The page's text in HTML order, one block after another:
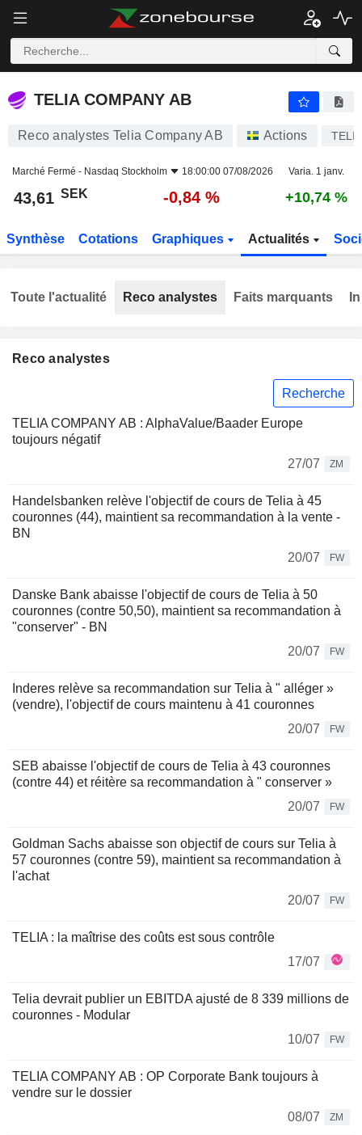
TELIA COMPANY AB
TELIA COMPANY AB
Reco analystes Telia Company AB Actions
Marché Fermé - Nasdaq Stockholm 18:00:00 07/08/2026 Varia. 1 janv.
43,61 SEK -0,84 % +10,74 %
Synthèse Cotations Graphiques Actualités
Reco analystes
Recherche
TELIA COMPANY AB : AlphaValue/Baader Europe
toujours négatif
27/07
ZM
Handelsbanken relève l'objectif de cours de Telia à 45
couronnes (44), maintient sa recommandation à la vente -
BN
20/07
FW
Danske Bank abaisse l'objectif de cours de Telia à 50
couronnes (contre 50,50), maintient sa recommandation à
"conserver" - BN
20/07
FW
Inderes relève sa recommandation sur Telia à " alléger »
(vendre), l'objectif de cours maintenu à 41 couronnes
20/07
FW
SEB abaisse l'objectif de cours de Telia à 43 couronnes
(contre 44) et réitère sa recommandation à " conserver »
20/07
FW
Goldman Sachs abaisse son objectif de cours sur Telia à
57 couronnes (contre 59), maintient sa recommandation à
l'achat
20/07
FW
TELIA : la maîtrise des coûts est sous contrôle
17/07
Telia devrait publier un EBITDA ajusté de 8 339 millions de
couronnes - Modular
10/07
FW
TELIA COMPANY AB : OP Corporate Bank toujours à
vendre sur le dossier
08/07
ZM
Toute l'actualité Reco analystes Faits marquants